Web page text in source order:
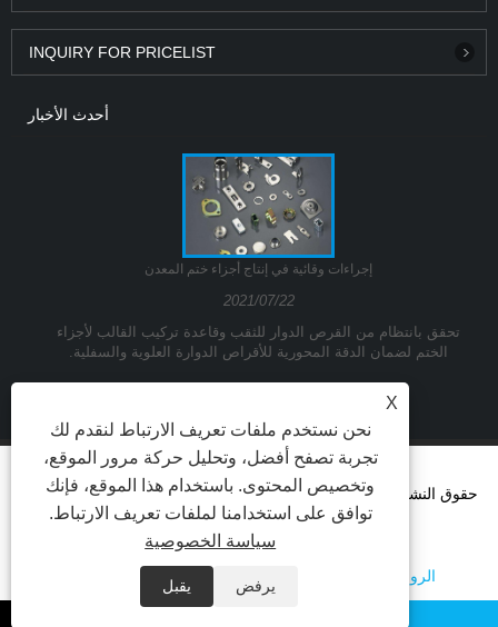
INQUIRY FOR PRICELIST
أحدث الأخبار
إجراءات وقائية في إنتاج أجزاء ختم المعدن
2021/07/22
تحقق بانتظام من القرص الدوار للثقب وقاعدة تركيب القالب لأجزاء
الختم لضمان الدقة المحورية للأقراص الدوارة العلوية والسفلية.
حقوق النشر © 2021Ningbo Yinzhou Kuangda Trading Co.، Ltd.
جميع الحقوق محفوظة.
الروابط XML
X
نحن نستخدم ملفات تعريف الارتباط لنقدم لك
تجربة تصفح أفضل، وتحليل حركة مرور الموقع،
وتخصيص المحتوى. باستخدام هذا الموقع، فإنك
توافق على استخدامنا لملفات تعريف الارتباط.
سياسة الخصوصية
يرفض يقبل